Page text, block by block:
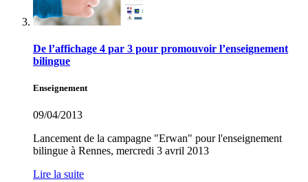
De l’affichage 4 par 3 pour promouvoir l’enseignement
bilingue
Enseignement
09/04/2013
Lancement de la campagne "Erwan" pour l'enseignement
bilingue à Rennes, mercredi 3 avril 2013
Lire la suite